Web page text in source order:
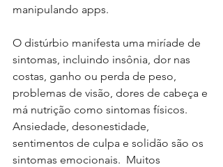
manipulando apps.
O distúrbio manifesta uma miríade de
sintomas, incluindo insônia, dor nas
costas, ganho ou perda de peso,
problemas de visão, dores de cabeça e
má nutrição como sintomas físicos.
Ansiedade, desonestidade,
sentimentos de culpa e solidão são os
sintomas emocionais.  Muitos